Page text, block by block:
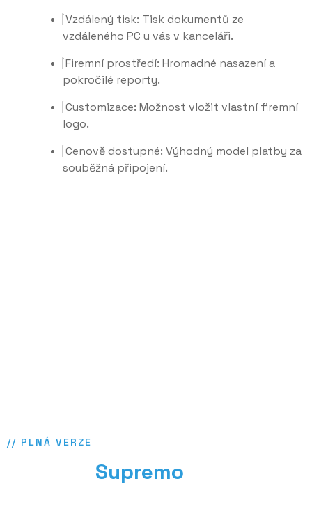
Vzdálený tisk: Tisk dokumentů ze
vzdáleného PC u vás v kanceláři.
Firemní prostředí: Hromadné nasazení a
pokročilé reporty.
Customizace: Možnost vložit vlastní firemní
logo.
Cenově dostupné: Výhodný model platby za
souběžná připojení.
// PLNÁ VERZE
Supremo